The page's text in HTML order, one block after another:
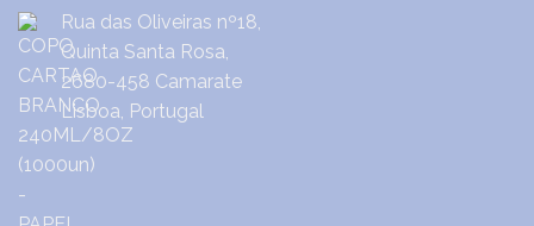
Rua das Oliveiras nº18,
Quinta Santa Rosa,
2680-458 Camarate
Lisboa, Portugal